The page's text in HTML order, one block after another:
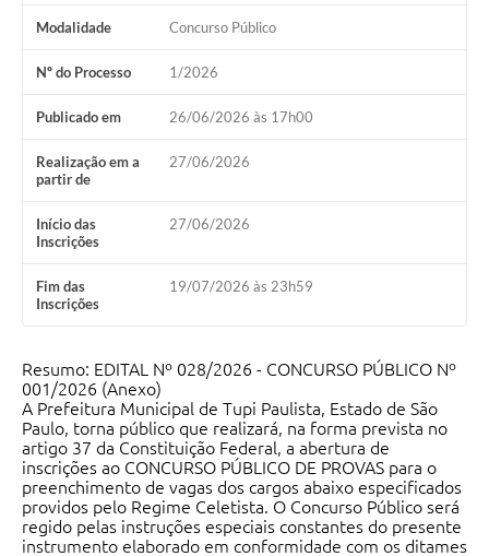
Modalidade Concurso Público
Nº do Processo 1/2026
Publicado em 26/06/2026 às 17h00
Realização em a
partir de
27/06/2026
Início das
Inscrições
27/06/2026
Fim das
Inscrições
19/07/2026 às 23h59
Resumo: EDITAL Nº 028/2026 - CONCURSO PÚBLICO Nº
001/2026 (Anexo)
A Prefeitura Municipal de Tupi Paulista, Estado de São
Paulo, torna público que realizará, na forma prevista no
artigo 37 da Constituição Federal, a abertura de
inscrições ao CONCURSO PÚBLICO DE PROVAS para o
preenchimento de vagas dos cargos abaixo especificados
providos pelo Regime Celetista. O Concurso Público será
regido pelas instruções especiais constantes do presente
instrumento elaborado em conformidade com os ditames